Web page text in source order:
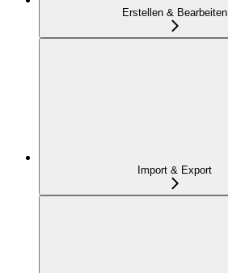
Erstellen & Bearbeiten
Import & Export